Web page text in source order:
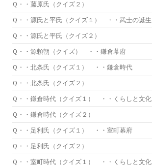
Ｑ・・藤原氏（クイズ２）
Ｑ・・源氏と平氏（クイズ１） ・・武士の誕生
Ｑ・・源氏と平氏（クイズ２）
Ｑ・・源頼朝（クイズ） ・・鎌倉幕府
Ｑ・・北条氏（クイズ１） ・・鎌倉時代
Ｑ・・北条氏（クイズ２）
Ｑ・・鎌倉時代（クイズ１） ・・くらしと文化
Ｑ・・鎌倉時代（クイズ２）
Ｑ・・足利氏（クイズ１） ・・室町幕府
Ｑ・・足利氏（クイズ２）
Ｑ・・室町時代（クイズ１） ・・くらしと文化